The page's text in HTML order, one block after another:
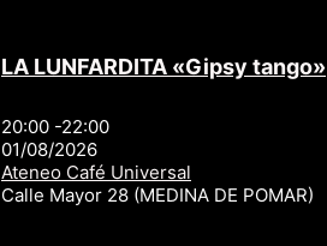
LA LUNFARDITA «Gipsy tango»
20:00 -22:00
01/08/2026
Ateneo Café Universal
Calle Mayor 28 (MEDINA DE POMAR)